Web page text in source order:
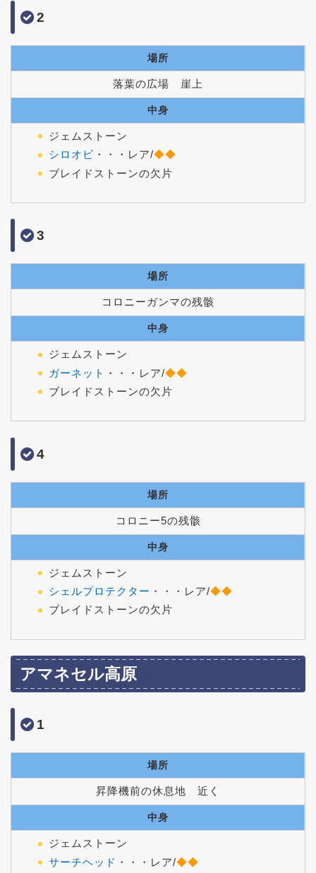
2
場所
落葉の広場 崖上
中身
ジェムストーン
シロオビ ・・・レア/◆◆
ブレイドストーンの欠片
3
場所
コロニーガンマの残骸
中身
ジェムストーン
ガーネット ・・・レア/◆◆
ブレイドストーンの欠片
4
場所
コロニー5の残骸
中身
ジェムストーン
シェルプロテクター ・・・レア/◆◆
ブレイドストーンの欠片
アマネセル高原
1
場所
昇降機前の休息地 近く
中身
ジェムストーン
サーチヘッド ・・・レア/◆◆